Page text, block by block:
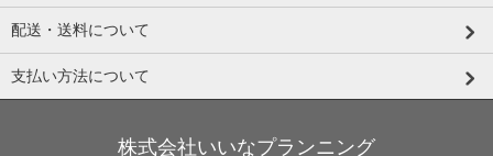
配送・送料について
支払い方法について
株式会社いいなプランニング